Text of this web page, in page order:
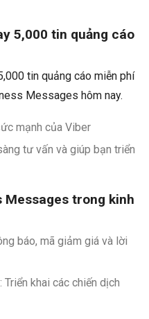
5,000 tin quảng cáo
tin quảng cáo miễn phí
Messages hôm nay.
mạnh của Viber
tư vấn và giúp bạn triển
Messages trong kinh
báo, mã giảm giá và lời
khai các chiến dịch